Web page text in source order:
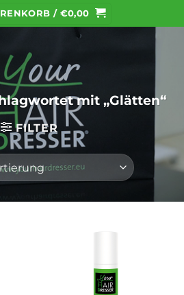
/ €0,00
mit „Glätten“
FILTER